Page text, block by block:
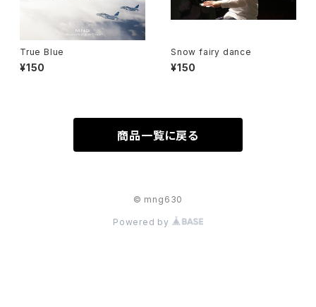
True Blue
¥150
Snow fairy dance
¥150
商品一覧に戻る
© mng630
Powered by